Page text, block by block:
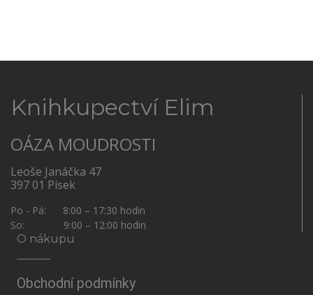
Knihkupectví Elim
OÁZA MOUDROSTI
Leoše Janáčka 47
397 01 Písek
Po - Pá: 8:00 – 17:30 hodin
So: 9:00 – 12:00 hodin
O nákupu
Obchodní podmínky